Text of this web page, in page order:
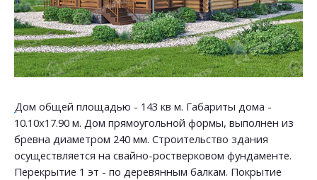
Дом общей площадью - 143 кв м. Габариты дома -
10.10х17.90 м. Дом прямоугольной формы, выполнен из
бревна диаметром 240 мм. Строительство здания
осуществляется на свайно-ростверковом фундаменте.
Перекрытие 1 эт - по деревянным балкам. Покрытие